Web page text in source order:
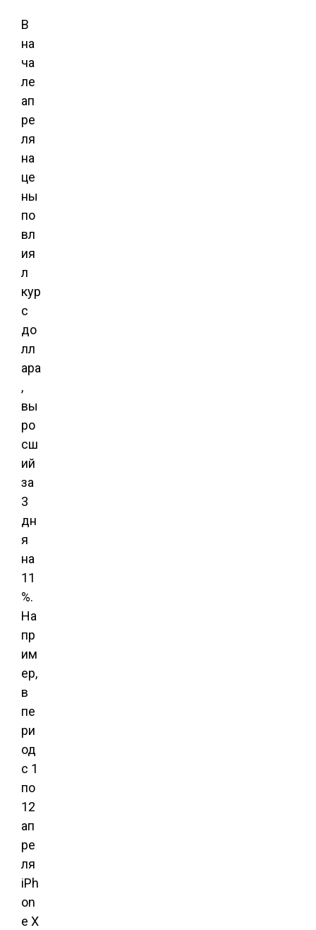
В
на
ча
ле
ап
ре
ля
на
це
ны
по
вл
ия
л
кур
с
до
лл
ара
,
вы
ро
сш
ий
за
3
дн
я
на
11
%.
На
пр
им
ер,
в
пе
ри
од
с 1
по
12
ап
ре
ля
iPh
on
e X